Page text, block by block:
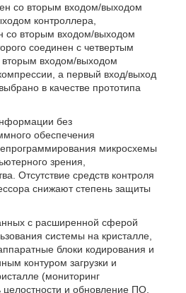
со вторым входом/выходом
контроллера,
со вторым входом/выходом
соединен с четвертым
вторым входом/выходом
а первый вход/выход
в качестве прототипа
без
обеспечения
микросхемы
зрения,
Отсутствие средств контроля
снижают степень защиты
с расширенной сферой
системы на кристалле,
блоки кодирования и
контуром загрузки и
(мониторинг
и обновление ПО,